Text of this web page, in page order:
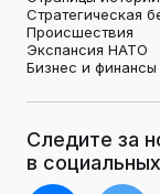
Стратегическая
Происшествия
Экспансия НАТО
Бизнес и финансы
Следите за
в